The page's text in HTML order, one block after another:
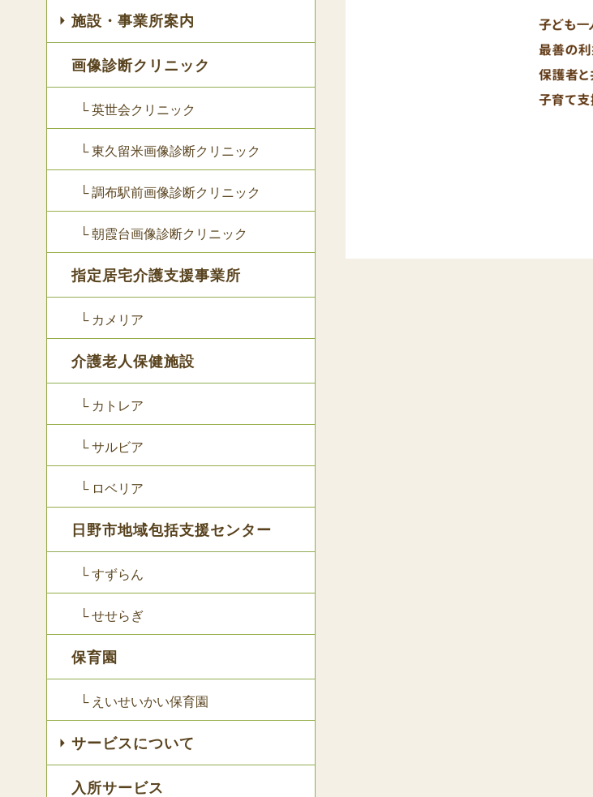
施設・事業所案内
画像診断クリニック
└ 英世会クリニック
└ 東久留米画像診断クリニック
└ 調布駅前画像診断クリニック
└ 朝霞台画像診断クリニック
指定居宅介護支援事業所
└ カメリア
介護老人保健施設
└ カトレア
└ サルビア
└ ロベリア
日野市地域包括支援センター
└ すずらん
└ せせらぎ
保育園
└ えいせいかい保育園
サービスについて
入所サービス